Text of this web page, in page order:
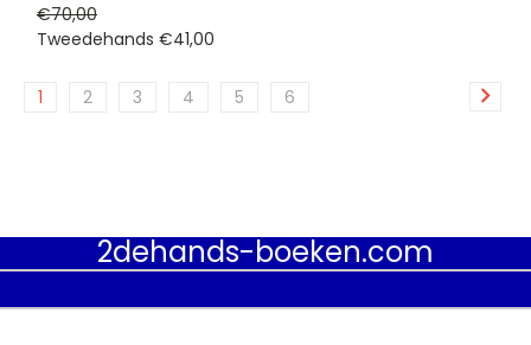
€70,00
Tweedehands €41,00
1 2 3 4 5 6
2dehands-boeken.com